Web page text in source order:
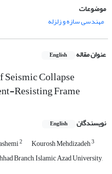
موضوعات
مهندسی سازه و زلزله
عنوان مقاله English
Collapse
Resisting Frame
نویسندگان English
2 Kourosh Mehdizadeh3
Branch, Islamic Azad University,